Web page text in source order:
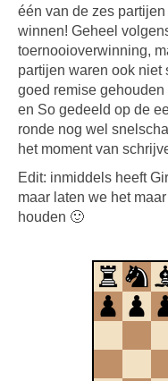
één van de zes
winnen! Geheel
toernooioverwinning,
partijen waren ook niet
goed remise
en So gedeeld op de
ronde nog wel
het moment van
Edit: inmiddels heeft
maar laten we het
houden 🙂